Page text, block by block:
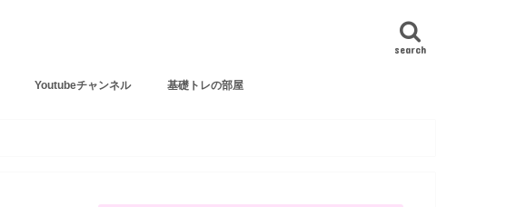
search
Youtubeチャンネル 基礎トレの部屋